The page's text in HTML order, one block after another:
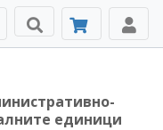
единици